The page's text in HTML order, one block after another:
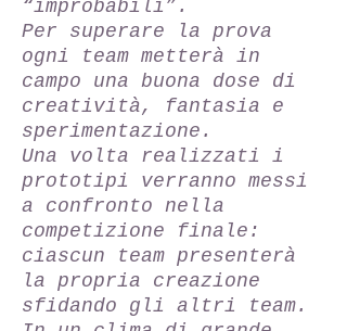
“improbabili”.
Per superare la prova
ogni team metterà in
campo una buona dose di
creatività, fantasia e
sperimentazione.
Una volta realizzati i
prototipi verranno messi
a confronto nella
competizione finale:
ciascun team presenterà
la propria creazione
sfidando gli altri team.